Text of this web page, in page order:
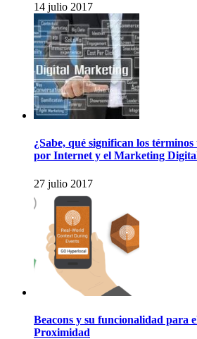
14 julio 2017
¿Sabe, qué significan los
por Internet y el Marketing
27 julio 2017
Beacons y su funcionalidad para
Proximidad